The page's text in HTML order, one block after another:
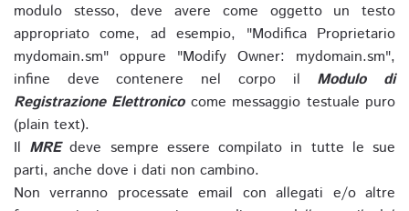
modulo stesso, deve avere come oggetto un testo
appropriato come, ad esempio, "Modifica Proprietario
mydomain.sm" oppure "Modify Owner: mydomain.sm",
infine deve contenere nel corpo il Modulo di
Registrazione Elettronicocome messaggio testuale puro
(plain text).
Il MREdeve sempre essere compilato in tutte le sue
parti, anche dove i dati non cambino.
Non verranno processate email con allegati e/o altre